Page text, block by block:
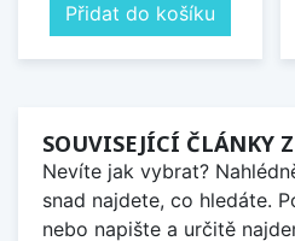
Přidat do košíku
SOUVISEJÍCÍ ČLÁNKY
Nevíte jak vybrat?
snad najdete, co hledáte.
nebo napište a určitě